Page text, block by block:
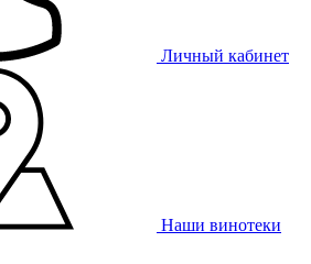
Личный кабинет
Наши винотеки